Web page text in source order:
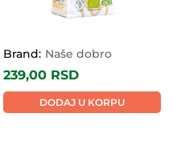
Brand: Naše dobro
239,00 RSD
DODAJ U KORPU